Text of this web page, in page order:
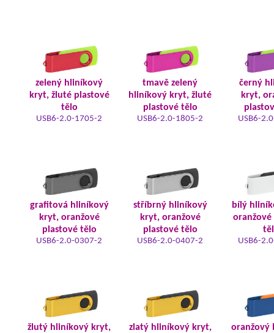
zelený hliníkový
kryt, žluté plastové
tělo
USB6-2.0-1705-2
tmavě zelený
hliníkový kryt, žluté
plastové tělo
USB6-2.0-1805-2
černý
kryt,
USB6-
grafitová hliníkový
kryt, oranžové
plastové tělo
USB6-2.0-0307-2
stříbrný hliníkový
kryt, oranžové
plastové tělo
USB6-2.0-0407-2
bílý
oranžové
USB6-
žlutý hliníkový kryt,
zlatý hliníkový kryt,
oranžový